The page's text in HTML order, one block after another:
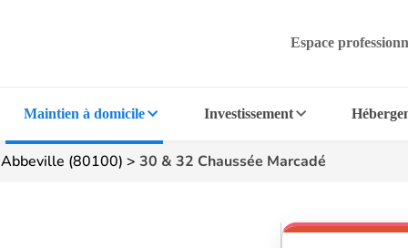
Espace
Maintien à domicile Investissement
Abbeville (80100) > 30 & 32 Chaussée Marcadé